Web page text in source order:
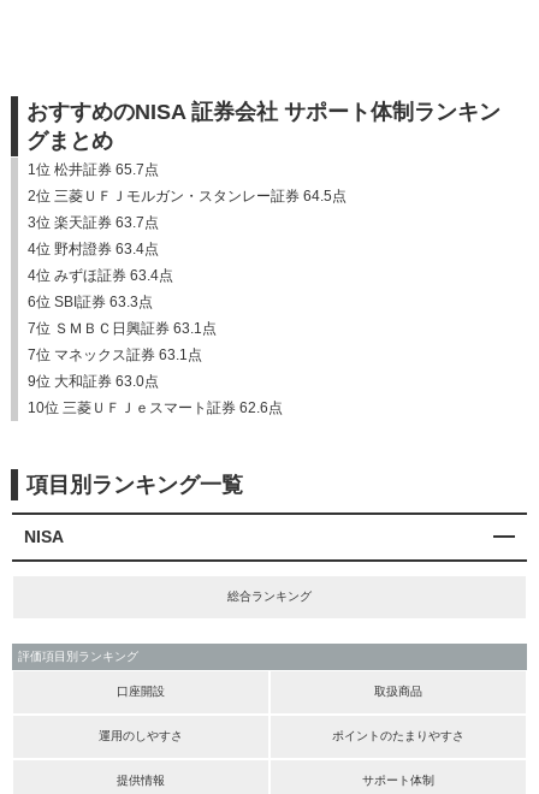
おすすめのNISA 証券会社 サポート体制ランキン
グまとめ
1位 松井証券 65.7点
2位 三菱ＵＦＪモルガン・スタンレー証券 64.5点
3位 楽天証券 63.7点
4位 野村證券 63.4点
4位 みずほ証券 63.4点
6位 SBI証券 63.3点
7位 ＳＭＢＣ日興証券 63.1点
7位 マネックス証券 63.1点
9位 大和証券 63.0点
10位 三菱ＵＦＪｅスマート証券 62.6点
項目別ランキング一覧
NISA
総合ランキング
評価項目別ランキング
口座開設 取扱商品
運用のしやすさ ポイントのたまりやすさ
提供情報 サポート体制